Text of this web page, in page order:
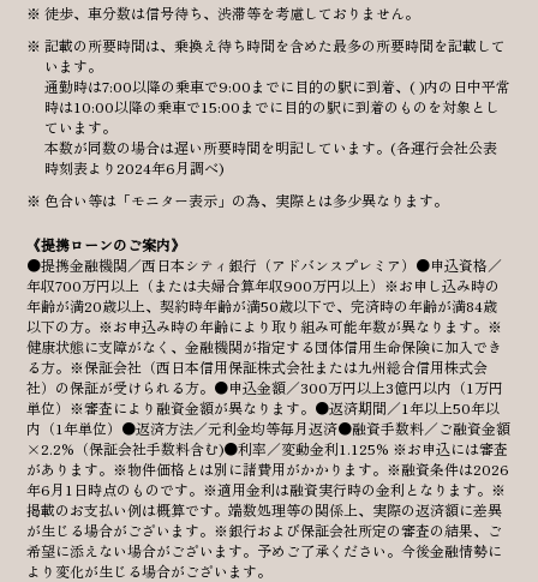
徒歩、車分数は信号待ち、渋滞等を考慮しておりません。
記載の所要時間は、乗換え待ち時間を含めた最多の所要時間を記載して
います。
通勤時は7:00以降の乗車で9:00までに目的の駅に到着、( )内の日中平常
時は10:00以降の乗車で15:00までに目的の駅に到着のものを対象とし
ています。
本数が同数の場合は遅い所要時間を明記しています。(各運行会社公表
時刻表より2024年6月調べ)
色合い等は「モニター表示」の為、実際とは多少異なります。
《提携ローンのご案内》
●提携金融機関／西日本シティ銀行（アドバンスプレミア）●申込資格／
年収700万円以上（または夫婦合算年収900万円以上）※お申し込み時の
年齢が満20歳以上、契約時年齢が満50歳以下で、完済時の年齢が満84歳
以下の方。※お申込み時の年齢により取り組み可能年数が異なります。※
健康状態に支障がなく、金融機関が指定する団体信用生命保険に加入でき
る方。※保証会社（西日本信用保証株式会社または九州総合信用株式会
社）の保証が受けられる方。●申込金額／300万円以上3億円以内（1万円
単位）※審査により融資金額が異なります。●返済期間／1年以上50年以
内（1年単位）●返済方法／元利金均等毎月返済●融資手数料／ご融資金額
×2.2%（保証会社手数料含む)●利率／変動金利1.125% ※お申込には審査
があります。※物件価格とは別に諸費用がかかります。※融資条件は2026
年6月1日時点のものです。※適用金利は融資実行時の金利となります。※
掲載のお支払い例は概算です。端数処理等の関係上、実際の返済額に差異
が生じる場合がございます。※銀行および保証会社所定の審査の結果、ご
希望に添えない場合がございます。予めご了承ください。今後金融情勢に
より変化が生じる場合がございます。